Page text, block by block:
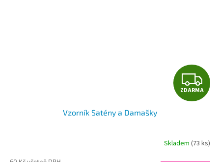
Z
D
R
ZDARMA
Vzorník Satény a Damašky
Skladem (73 ks)